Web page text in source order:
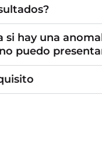
si hay una
puedo